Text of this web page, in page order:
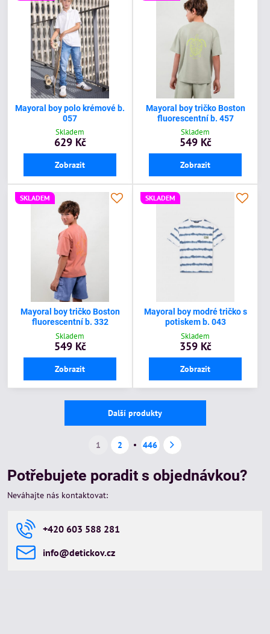
Mayoral boy polo krémové b.
057
Skladem
629 Kč
Zobrazit
Mayoral boy tričko Boston
fluorescentní b. 457
Skladem
549 Kč
Zobrazit
SKLADEM
Mayoral boy tričko Boston
fluorescentní b. 332
Skladem
549 Kč
Zobrazit
SKLADEM
Mayoral boy modré tričko s
potiskem b. 043
Skladem
359 Kč
Zobrazit
Další produkty
1 2 446
Potřebujete poradit s objednávkou?
Neváhajte nás kontaktovat:
+420 603 588 281
info​@detickov​.cz